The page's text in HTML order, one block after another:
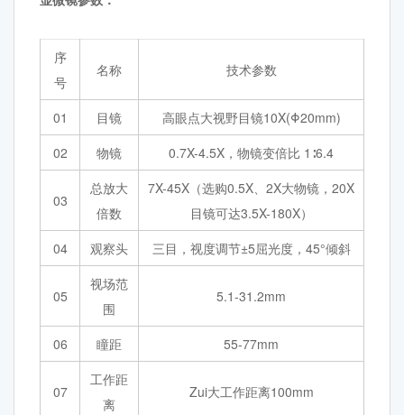
序
号
名称 技术参数
01 目镜
高眼点大视野目镜10X(Φ20mm)
02
物镜 0.7X-4.5X，物镜变倍比 1∶6.4
03
总放大
倍数
7X-45X（选购0.5X、2X大物镜，20X
目镜可达3.5X-180X）
04
观察头 三目，视度调节±5屈光度，45°倾斜
05
视场范
围
5.1-31.2mm
06 瞳距 55-77mm
07
工作距
离
Zui大工作距离100mm